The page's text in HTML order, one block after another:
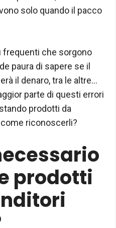
solo quando il pacco
frequenti che sorgono
paura di sapere se il
il denaro, tra le altre…
parte di questi errori
prodotti da
riconoscerli?
prodotti